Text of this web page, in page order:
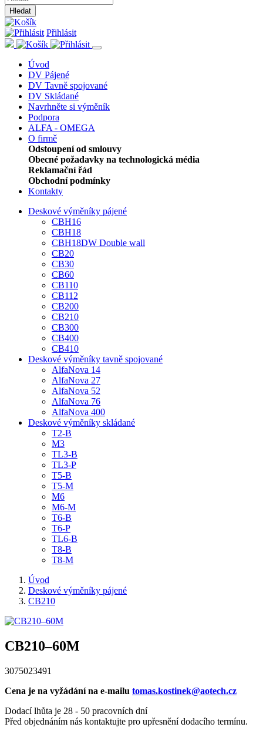
Hledat
Přihlásit
Úvod
DV Pájené
DV Tavně spojované
DV Skládané
Navrhněte si výměník
Podpora
ALFA - OMEGA
O firmě
Odstoupení od smlouvy
Obecné požadavky na technologická média
Reklamační řád
Obchodní podmínky
Kontakty
Deskové výměníky pájené
CBH16
CBH18
CBH18DW Double wall
CB20
CB30
CB60
CB110
CB112
CB200
CB210
CB300
CB400
CB410
Deskové výměníky tavně spojované
AlfaNova 14
AlfaNova 27
AlfaNova 52
AlfaNova 76
AlfaNova 400
Deskové výměníky skládané
T2-B
M3
TL3-B
TL3-P
T5-B
T5-M
M6
M6-M
T6-B
T6-P
TL6-B
T8-B
T8-M
Úvod
Deskové výměníky pájené
CB210
CB210–60M
3075023491
Cena je na vyžádání na e-mailu tomas.kostinek@aotech.cz
Dodací lhůta je 28 - 50 pracovních dní
Před objednáním nás kontaktujte pro upřesnění dodacího termínu.